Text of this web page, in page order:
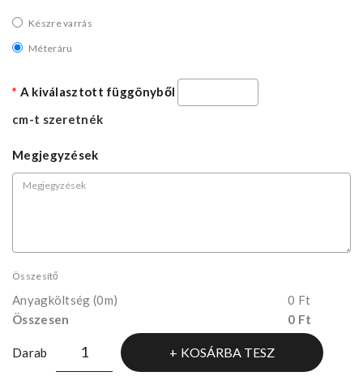
Készre varrás
Méteráru
A kiválasztott függönyből
cm-t szeretnék
Megjegyzések
Összesítő
Anyagköltség (0m)
0 Ft
Összesen
0 Ft
Darab KOSÁRBA TESZ